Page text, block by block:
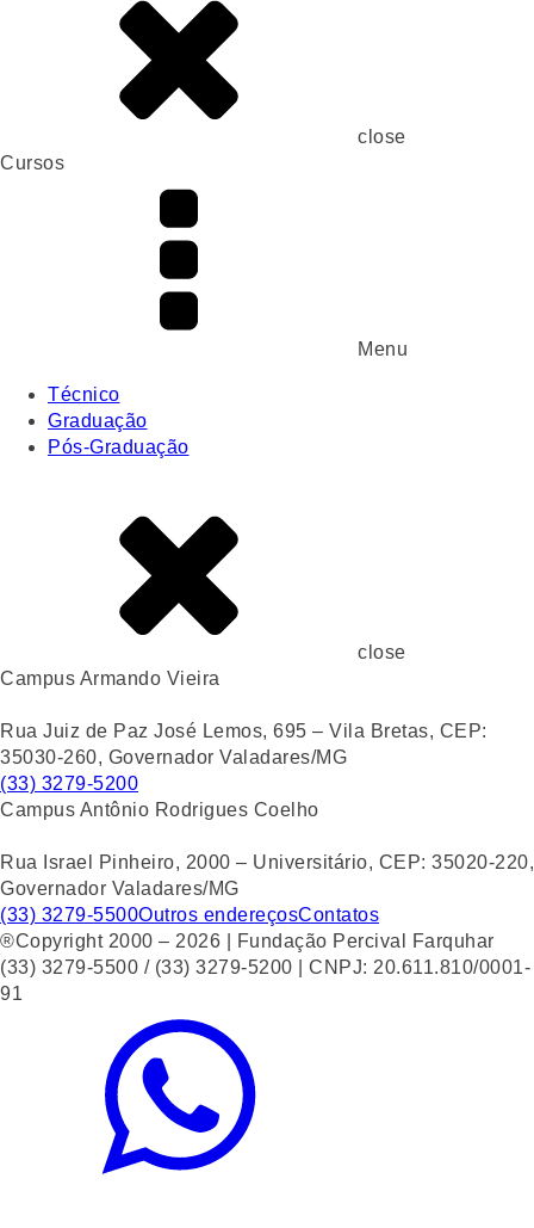
close
Cursos
Menu
Técnico
Graduação
Pós-Graduação
close
Campus Armando Vieira
Rua Juiz de Paz José Lemos, 695 – Vila Bretas, CEP:
35030-260, Governador Valadares/MG
(33) 3279-5200
Campus Antônio Rodrigues Coelho
Rua Israel Pinheiro, 2000 – Universitário, CEP: 35020-220,
Governador Valadares/MG
(33) 3279-5500Outros endereçosContatos
®Copyright 2000 – 2026 | Fundação Percival Farquhar
(33) 3279-5500 / (33) 3279-5200 | CNPJ: 20.611.810/0001-
91